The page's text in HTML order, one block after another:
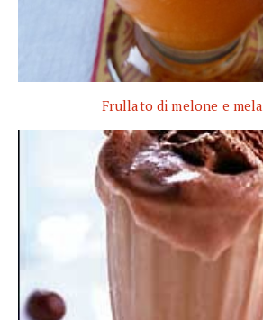
Frullato di melone e